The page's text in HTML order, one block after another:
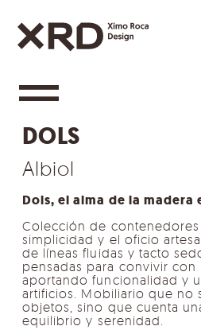
Saltar al contenido
Navegación principal
Categories Navigation
DOLS
Albiol
Dols, el alma de la madera
Colección de
simplicidad y el oficio
de líneas fluidas y tacto
pensadas para convivir con
aportando funcionalidad y
artificios. Mobiliario que no
objetos, sino que cuenta
equilibrio y serenidad.